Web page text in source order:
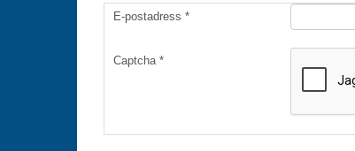
E-postadress *
Captcha*